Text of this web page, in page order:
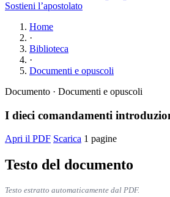
Sostieni l’apostolato
Home
·
Biblioteca
·
Documenti e opuscoli
Documento · Documenti e opuscoli
I dieci comandamenti
Apri il PDF Scarica 1 pagine
Testo del documento
Testo estratto automaticamente dal PDF.